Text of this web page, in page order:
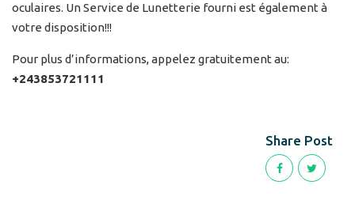
oculaires. Un Service de Lunetterie fourni est également à
votre disposition!!!
Pour plus d’informations, appelez gratuitement au:
+243853721111
Share Post